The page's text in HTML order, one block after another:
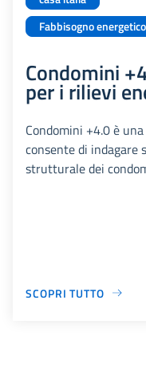
Fabbisogno energetico
Condomini
per i rilievi
Condomini +4.0 è
consente di indagare
strutturale dei
SCOPRI TUTTO